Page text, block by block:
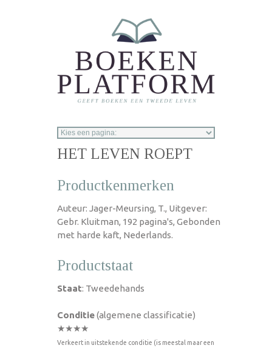
HET LEVEN ROEPT
Productkenmerken
Auteur: Jager-Meursing, T., Uitgever:
Gebr. Kluitman, 192 pagina's, Gebonden
met harde kaft, Nederlands.
Productstaat
Staat: Tweedehands
Conditie(algemene classificatie)
★★★★
Verkeert in uitstekende conditie (is meestal maar een